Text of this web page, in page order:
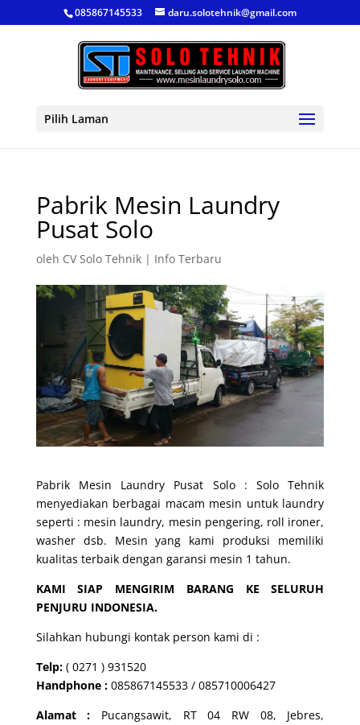
085867145533 daru.solotehnik@gmail.com
Pilih Laman
Pabrik Mesin Laundry
Pusat Solo
oleh CV Solo Tehnik| Info Terbaru
Pabrik Mesin Laundry Pusat Solo : Solo Tehnik
menyediakan berbagai macam mesin untuk laundry
seperti : mesin laundry, mesin pengering, roll ironer,
washer dsb. Mesin yang kami produksi memiliki
kualitas terbaik dengan garansi mesin 1 tahun.
KAMI SIAP MENGIRIM BARANG KE SELURUH
PENJURU INDONESIA.
Silahkan hubungi kontak person kami di :
Telp:( 0271 ) 931520
Handphone :085867145533 / 085710006427
Alamat : Pucangsawit, RT 04 RW 08, Jebres,